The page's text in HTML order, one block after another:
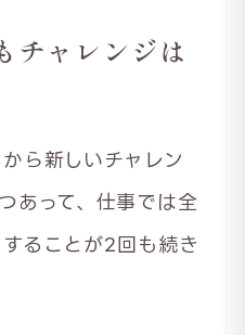
チャレンジは
ら新しいチャレン
あって、仕事では全
ることが2回も続き